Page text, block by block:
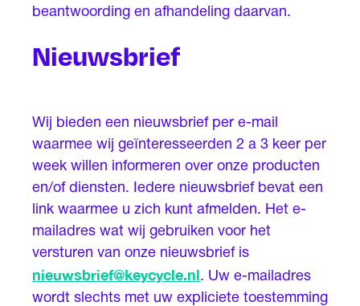
beantwoording en afhandeling daarvan.
Nieuwsbrief
Wij bieden een nieuwsbrief per e-mail
waarmee wij geïnteresseerden 2 a 3 keer per
week willen informeren over onze producten
en/of diensten. Iedere nieuwsbrief bevat een
link waarmee u zich kunt afmelden. Het e-
mailadres wat wij gebruiken voor het
versturen van onze nieuwsbrief is
nieuwsbrief@keycycle.nl. Uw e-mailadres
wordt slechts met uw expliciete toestemming